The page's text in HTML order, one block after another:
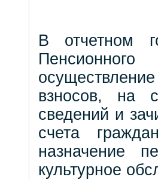
В отчетном
взносов, на
сведений и
счета
назначение
культурное